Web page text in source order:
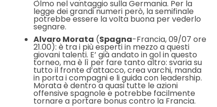
Olmo nel vantaggio sulla Germania. Per la
legge dei grandi numeri però, la semifinale
potrebbe essere la volta buona per vederlo
segnare.
Alvaro Morata (Spagna-Francia, 09/07 ore
21.00): è tra i più esperti in mezzo a questi
giovani talenti. E’ già andato in gol in questo
torneo, ma è lì per fare tanto altro: svaria su
tutto il fronte d’attacco, crea varchi, manda
in porta i compagni e li guida con leadership.
Morata è dentro a quasi tutte le azioni
offensive spagnole e potrebbe facilmente
tornare a portare bonus contro la Francia.